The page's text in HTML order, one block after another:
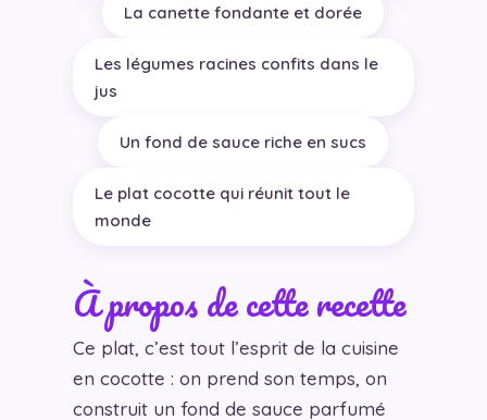
La canette fondante et dorée
Les légumes racines confits dans le
jus
Un fond de sauce riche en sucs
Le plat cocotte qui réunit tout le
monde
À propos de cette recette
Ce plat, c’est tout l’esprit de la cuisine
en cocotte : on prend son temps, on
construit un fond de sauce parfumé